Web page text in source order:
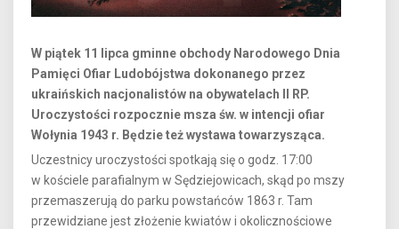
W piątek 11 lipca gminne obchody Narodowego Dnia
Pamięci Ofiar Ludobójstwa dokonanego przez
ukraińskich nacjonalistów na obywatelach II RP.
Uroczystości rozpocznie msza św. w intencji ofiar
Wołynia 1943 r. Będzie też wystawa towarzysząca.
Uczestnicy uroczystości spotkają się o godz. 17:00
w kościele parafialnym w Sędziejowicach, skąd po mszy
przemaszerują do parku powstańców 1863 r. Tam
przewidziane jest złożenie kwiatów i okolicznościowe